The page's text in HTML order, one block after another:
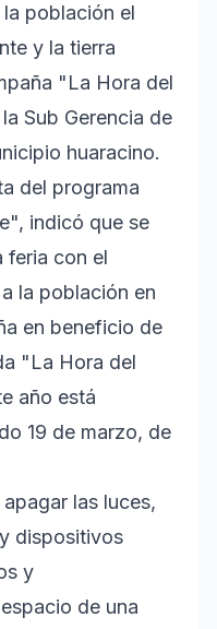
población el
y la tierra
"La Hora del
Sub Gerencia de
huaracino.
del programa
indicó que se
feria con el
la población en
en beneficio de
"La Hora del
año está
19 de marzo, de
las luces,
dispositivos
y
de una